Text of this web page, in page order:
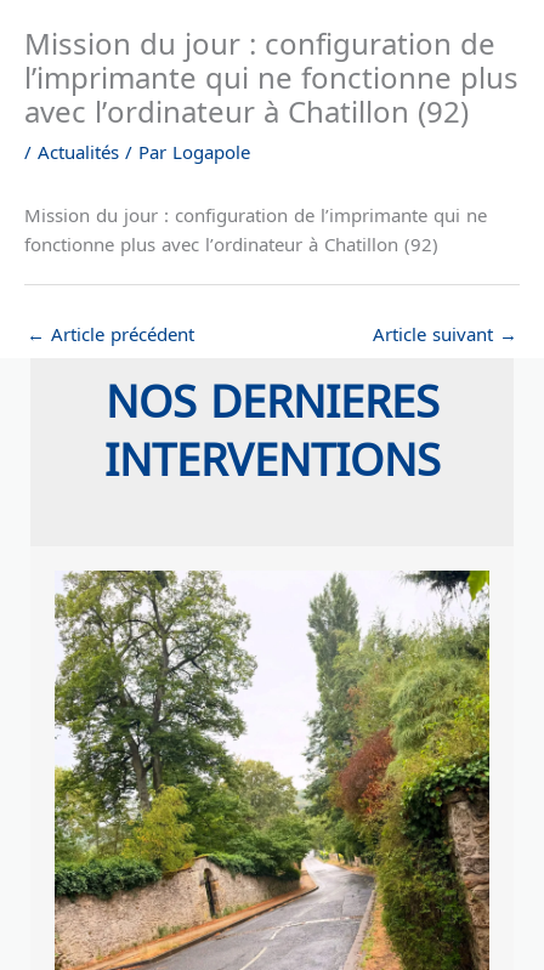
Mission du jour : configuration de
l’imprimante qui ne fonctionne plus
avec l’ordinateur à Chatillon (92)
/ Actualités / Par Logapole
Mission du jour : configuration de l’imprimante qui ne
fonctionne plus avec l’ordinateur à Chatillon (92)
← Article précédent Article suivant →
NOS DERNIERES
INTERVENTIONS